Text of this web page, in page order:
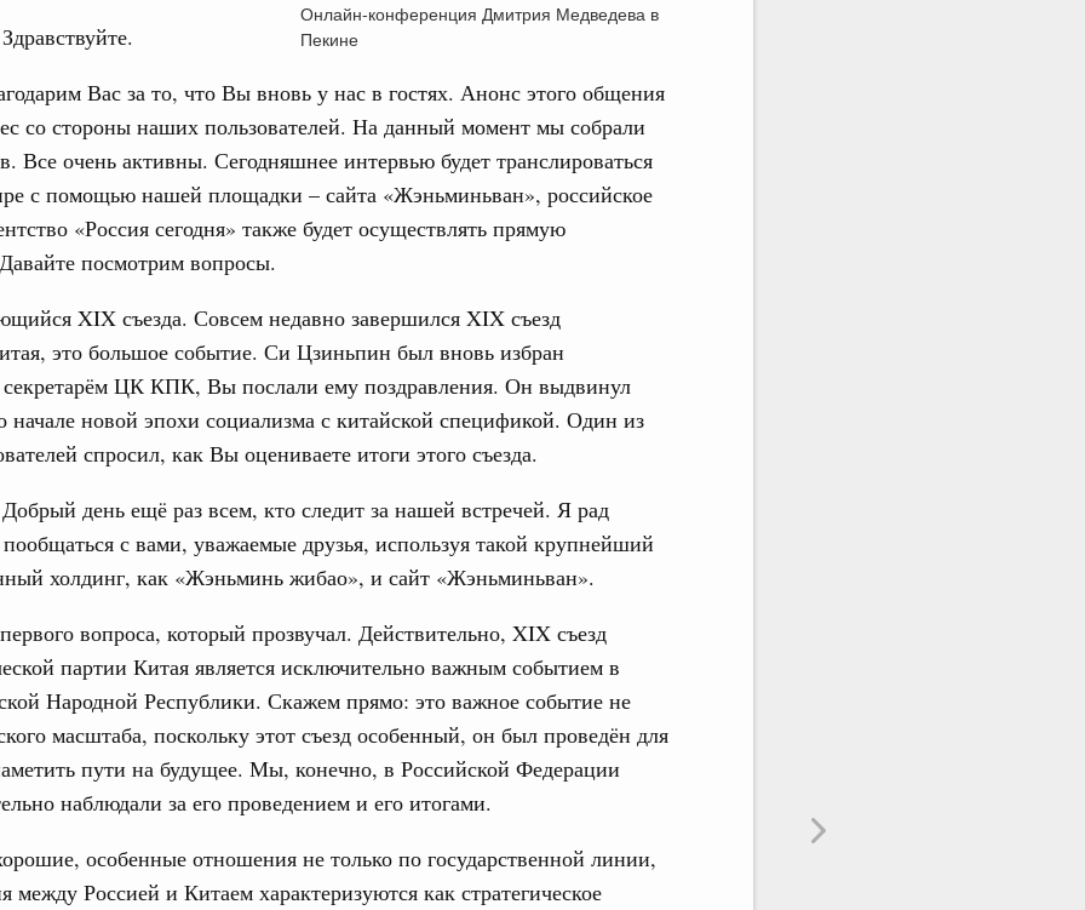
Онлайн-конференция Дмитрия Медведева в
Пекине
Вас за то, что Вы вновь у нас в гостях. Анонс этого общения
со стороны наших пользователей. На данный момент мы собрали
Все очень активны. Сегодняшнее интервью будет транслироваться
с помощью нашей площадки – сайта «Жэньминьван», российское
«Россия сегодня» также будет осуществлять прямую
посмотрим вопросы.
XIX съезда. Совсем недавно завершился XIX съезд
это большое событие. Си Цзиньпин был вновь избран
ЦК КПК, Вы послали ему поздравления. Он выдвинул
начале новой эпохи социализма с китайской спецификой. Один из
спросил, как Вы оцениваете итоги этого съезда.
день ещё раз всем, кто следит за нашей встречей. Я рад
с вами, уважаемые друзья, используя такой крупнейший
холдинг, как «Жэньминь жибао», и сайт «Жэньминьван».
вопроса, который прозвучал. Действительно, XIX съезд
партии Китая является исключительно важным событием в
Народной Республики. Скажем прямо: это важное событие не
масштаба, поскольку этот съезд особенный, он был проведён для
пути на будущее. Мы, конечно, в Российской Федерации
наблюдали за его проведением и его итогами.
особенные отношения не только по государственной линии,
между Россией и Китаем характеризуются как стратегическое
реализации проектов института
округе
молодёжи сформировал целое
себя ответственность за будущее
на юге России вырос почти на треть
в управление «ДОМ.РФ»
в России вырос на 4,3%, въездной –
по ситуации на топливном рынке
развития территорий в
в городах ДНР
стратегической сессии,
труда
Спортивных игр ВЭФ-2026